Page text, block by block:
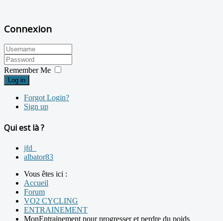
Connexion
Remember Me
Log in
Forgot Login?
Sign up
Qui est là ?
jfd_
albator83
Vous êtes ici :
Accueil
Forum
VO2 CYCLING
ENTRAINEMENT
MonEntrainement pour progresser et perdre du poids